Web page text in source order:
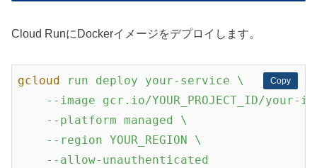
Cloud RunにDockerイメージをデプロイします。
Copy
Copy
gcloud
run deploy your-service \
--image gcr.io/YOUR_PROJECT_ID/your-
    --platform managed \
    --region YOUR_REGION \
    --allow-unauthenticated